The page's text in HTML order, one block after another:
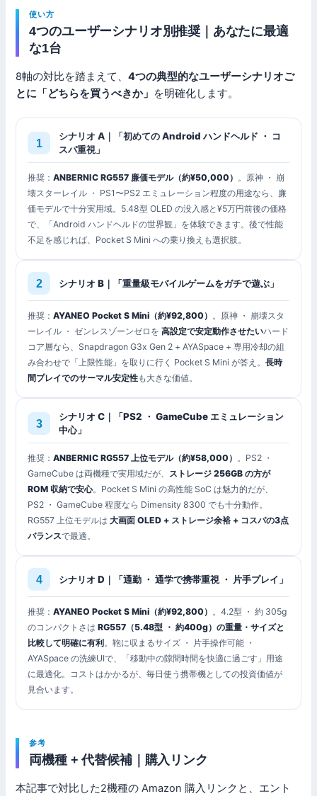
使い方
4つのユーザーシナリオ別推奨｜あなたに最適
な1台
8軸の対比を踏まえて、4つの典型的なユーザーシナリオご
とに「どちらを買うべきか」 を明確化します。
シナリオ A｜「初めての Android ハンドヘルド ・ コ
スパ重視」
推奨：ANBERNIC RG557 廉価モデル（約¥50,000） 。原神 ・ 崩
壊スターレイル ・ PS1〜PS2 エミュレーション程度の用途なら、廉
価モデルで十分実用域。5.48型 OLED の没入感と¥5万円前後の価格
で、「Android ハンドヘルドの世界観」を体験できます。後で性能
不足を感じれば、Pocket S Mini への乗り換えも選択肢。
シナリオ B｜「重量級モバイルゲームをガチで遊ぶ」
推奨：AYANEO Pocket S Mini（約¥92,800） 。原神 ・ 崩壊スタ
ーレイル ・ ゼンレスゾーンゼロを高設定で安定動作させたいハード
コア層なら、Snapdragon G3x Gen 2 + AYASpace + 専用冷却の組
み合わせで「上限性能」を取りに行く Pocket S Mini が答え。長時
間プレイでのサーマル安定性も大きな価値。
シナリオ C｜「PS2 ・ GameCube エミュレーション
中心」
推奨：ANBERNIC RG557 上位モデル（約¥58,000） 。PS2 ・
GameCube は両機種で実用域だが、 ストレージ 256GB の方が
ROM 収納で安心。Pocket S Mini の高性能 SoC は魅力的だが、
PS2 ・ GameCube 程度なら Dimensity 8300 でも十分動作。
RG557 上位モデルは大画面 OLED + ストレージ余裕 + コスパの3点
バランスで最適。
シナリオ D｜「通勤 ・ 通学で携帯重視 ・ 片手プレイ」
推奨：AYANEO Pocket S Mini（約¥92,800） 。4.2型 ・ 約 305g
のコンパクトさはRG557（5.48型 ・ 約400g）の重量・サイズと
比較して明確に有利 。鞄に収まるサイズ ・ 片手操作可能 ・
AYASpace の洗練UIで、「移動中の隙間時間を快適に過ごす」用途
に最適化。コストはかかるが、毎日使う携帯機としての投資価値が
見合います。
参考
両機種 + 代替候補｜購入リンク
本記事で対比した2機種の Amazon 購入リンクと、エント